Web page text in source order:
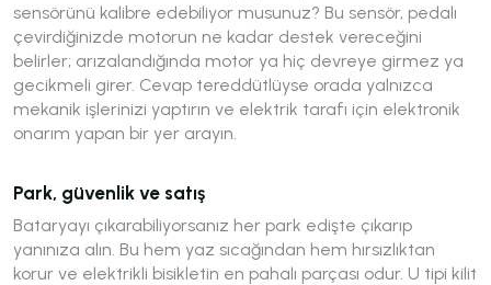
sensörünü kalibre edebiliyor musunuz? Bu sensör, pedalı
çevirdiğinizde motorun ne kadar destek vereceğini
belirler; arızalandığında motor ya hiç devreye girmez ya
gecikmeli girer. Cevap tereddütlüyse orada yalnızca
mekanik işlerinizi yaptırın ve elektrik tarafı için elektronik
onarım yapan bir yer arayın.
Park, güvenlik ve satış
Bataryayı çıkarabiliyorsanız her park edişte çıkarıp
yanınıza alın. Bu hem yaz sıcağından hem hırsızlıktan
korur ve elektrikli bisikletin en pahalı parçası odur. U tipi kilit